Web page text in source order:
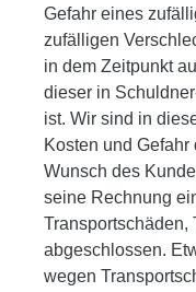
Gefahr eines
zufälligen
in dem Zeitpunkt
dieser in
ist. Wir sind in
Kosten und
Wunsch des
seine Rechnung
Transportschäden,
abgeschlossen.
wegen